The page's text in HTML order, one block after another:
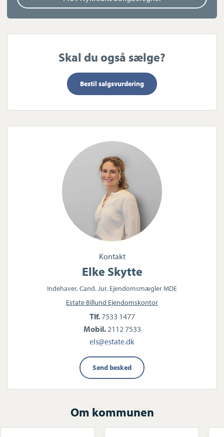
Her får du en bolig med både plads, funktionalitet og en
beliggenhed, der kombinerer natur, by og arbejdspladser på
Kontakt os for en fremvisning – Skovparken 410 skal opleves!
Skal du også sælge?
Bestil salgsvurdering
Kontakt
Elke Skytte
Indehaver, Cand. Jur, Ejendomsmægler MDE
Estate Billund Ejendomskontor
Tlf. 7533 1477
Mobil. 2112 7533
els@estate.dk
Send besked
Om kommunen